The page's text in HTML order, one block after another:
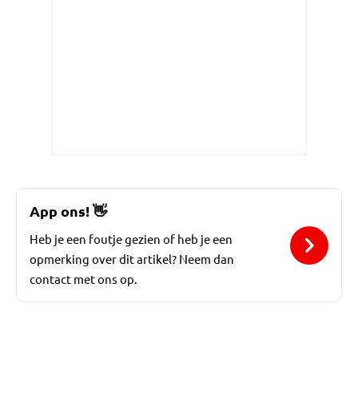
App ons!👋
Heb je een foutje gezien of heb je een
opmerking over dit artikel? Neem dan
contact met ons op.